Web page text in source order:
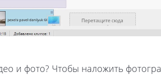
и фото? Чтобы наложить